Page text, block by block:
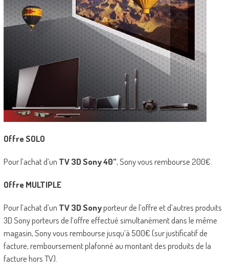
Offre SOLO
Pour l’achat d’un TV 3D Sony 40”, Sony vous rembourse 200€.
Offre MULTIPLE
Pour l’achat d’un TV 3D Sonyporteur de l’offre et d’autres produits
3D Sony porteurs de l’offre effectué simultanément dans le même
magasin, Sony vous rembourse jusqu’à 500€ (sur justificatif de
facture, remboursement plafonné au montant des produits de la
facture hors TV).